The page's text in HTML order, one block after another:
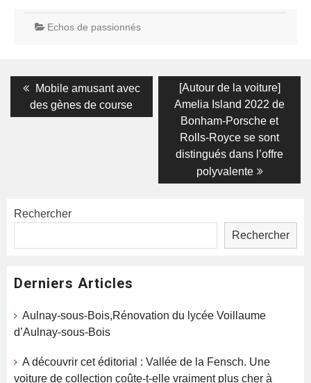
Echos de passionnés
Navigation
Previous
post:
Mobile amusant avec
des gènes de course
Next
post:
[Autour de la voiture]
Amelia Island 2022 de
Bonham-Porsche et
Rolls-Royce se sont
distingués dans l’offre
polyvalente
Rechercher
Rechercher
Derniers Articles
Aulnay-sous-Bois,Rénovation du lycée Voillaume
d’Aulnay-sous-Bois
A découvrir cet éditorial : Vallée de la Fensch. Une
voiture de collection coûte-t-elle vraiment plus cher à